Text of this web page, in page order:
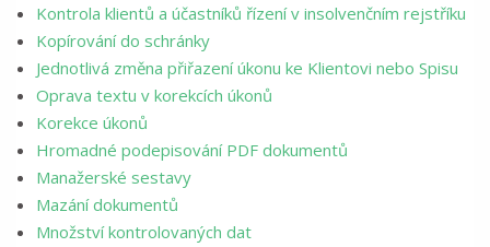
Kontrola klientů a účastníků řízení v insolvenčním rejstříku
Kopírování do schránky
Jednotlivá změna přiřazení úkonu ke Klientovi nebo Spisu
Oprava textu v korekcích úkonů
Korekce úkonů
Hromadné podepisování PDF dokumentů
Manažerské sestavy
Mazání dokumentů
Množství kontrolovaných dat